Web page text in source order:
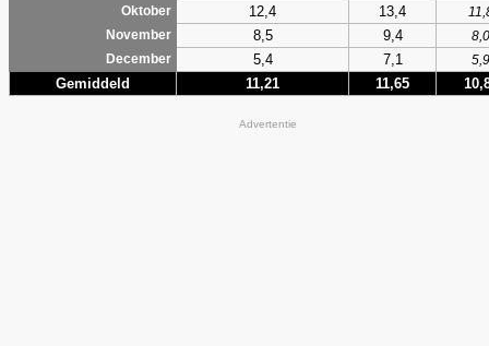
Oktober
12,4 13,4
November
8,5 9,4
8,0
December
5,4 7,1 5,9
Gemiddeld 11,21 11,65
Advertentie